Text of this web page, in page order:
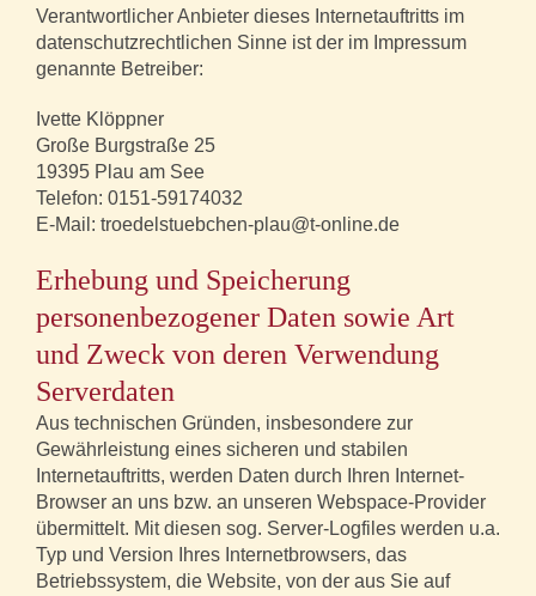
Verantwortlicher Anbieter dieses Internetauftritts im
datenschutzrechtlichen Sinne ist der im Impressum
genannte Betreiber:
Ivette Klöppner
Große Burgstraße 25
19395 Plau am See
Telefon: 0151-59174032
E-Mail: troedelstuebchen-plau@t-online.de
Erhebung und Speicherung
personenbezogener Daten sowie Art
und Zweck von deren Verwendung
Serverdaten
Aus technischen Gründen, insbesondere zur
Gewährleistung eines sicheren und stabilen
Internetauftritts, werden Daten durch Ihren Internet-
Browser an uns bzw. an unseren Webspace-Provider
übermittelt. Mit diesen sog. Server-Logfiles werden u.a.
Typ und Version Ihres Internetbrowsers, das
Betriebssystem, die Website, von der aus Sie auf